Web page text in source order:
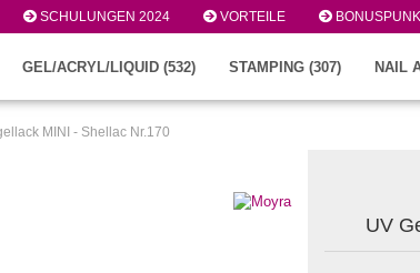
SCHULUNGEN 2024 VORTEILE
GEL/ACRYL/LIQUID (532) STAMPING (307) NAIL
MINI - Shellac Nr.170
UV